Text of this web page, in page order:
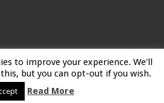
| Designed bykokkina.gr
All Rights Reserved
to improve your experience. We'll
but you can opt-out if you wish.
Read More